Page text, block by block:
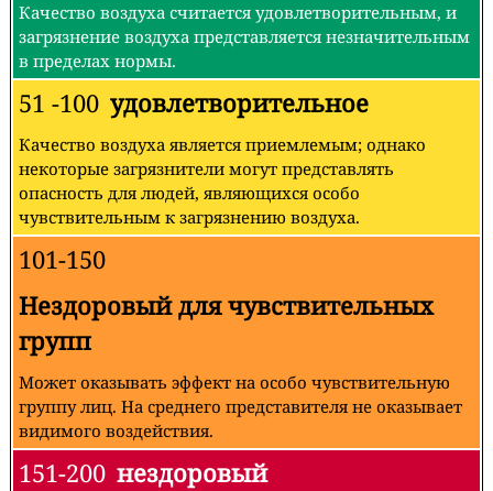
Качество воздуха считается удовлетворительным, и
загрязнение воздуха представляется незначительным
в пределах нормы.
51 -100 удовлетворительное
Качество воздуха является приемлемым; однако
некоторые загрязнители могут представлять
опасность для людей, являющихся особо
чувствительным к загрязнению воздуха.
101-150
Нездоровый для чувствительных
групп
Может оказывать эффект на особо чувствительную
группу лиц. На среднего представителя не оказывает
видимого воздействия.
151-200 нездоровый